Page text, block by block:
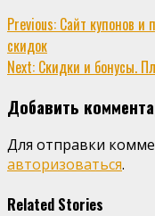
Continue
Reading
Previous: Сайт купонов и
скидок
Next: Скидки и бонусы.
Добавить
Для отправки
авторизоваться.
Related Stories